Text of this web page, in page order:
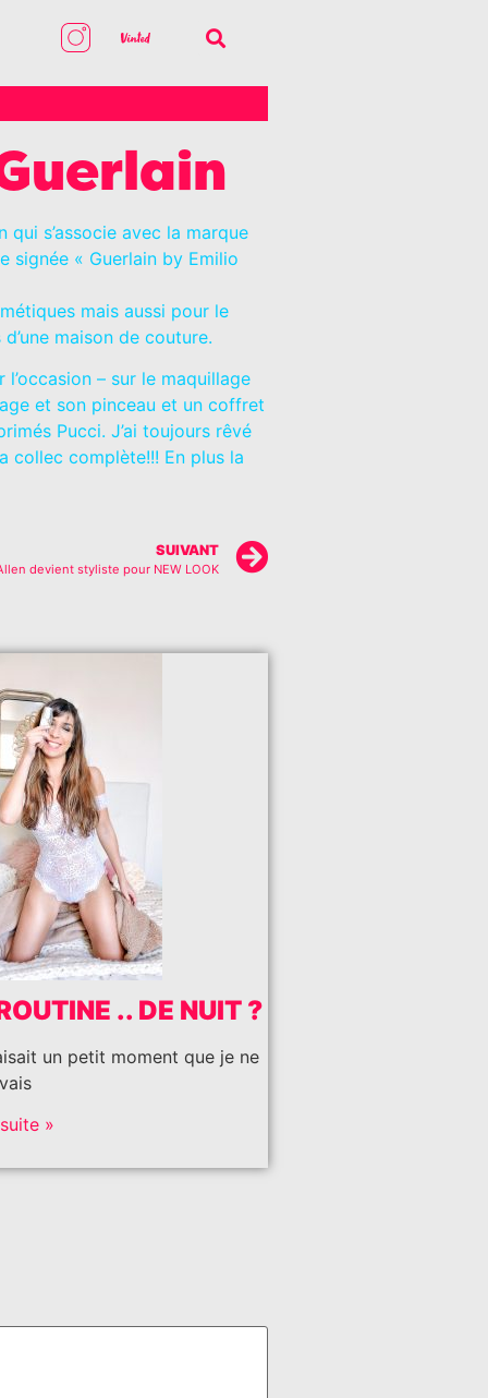
s’associe avec la marque
signée « Guerlain by Emilio
mais aussi pour le
maison de couture.
– sur le maquillage
et son pinceau et un coffret
Pucci. J’ai toujours rêvé
collec complète!!! En plus la
SUIVANT
devient styliste pour NEW LOOK
.. DE NUIT ?
un petit moment que je ne
»